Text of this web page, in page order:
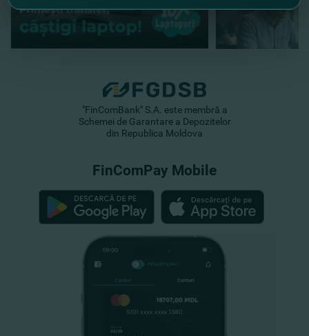
"FinComBank" S.A. este membră a
Schemei de Garantare a Depozitelor
din Republica Moldova
FinComPay Mobile